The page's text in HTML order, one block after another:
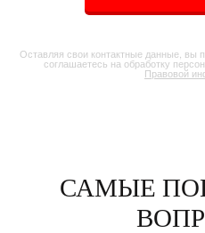
Оставляя свои контактные данные, вы
соглашаетесь на обработку
Правовой
САМЫЕ